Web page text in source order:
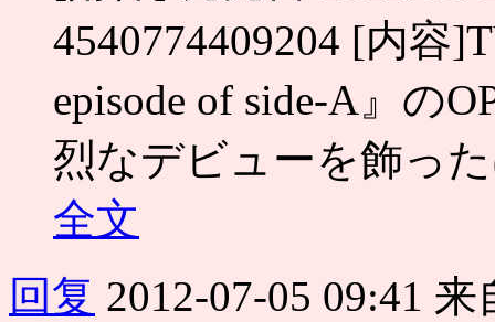
4540774409204 [内容
episode of side-A』の
烈なデビューを飾っ
全文
回复 2012-07-05 09:41 来